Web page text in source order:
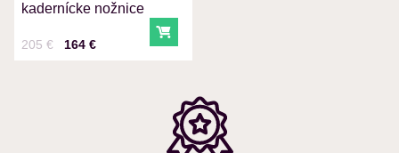
kadernícke nožnice
Cena s DPH
164 €
Pred zľavou:
205 € Do košíka